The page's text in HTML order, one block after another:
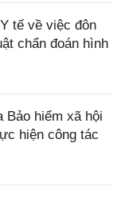
tế về việc đôn
chẩn đoán hình
Bảo hiểm xã hội
hiện công tác